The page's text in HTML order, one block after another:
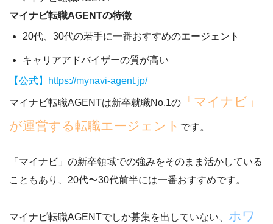
マイナビ転職AGENTの特徴
20代、30代の若手に一番おすすめのエージェント
キャリアアドバイザーの質が高い
【公式】https://mynavi-agent.jp/
マイナビ転職AGENTは新卒就職No.1の
「マイナビ」
が運営する転職エージェント です。
「マイナビ」の新卒領域での強みをそのまま活かしている
こともあり、20代〜30代前半には一番おすすめです。
マイナビ転職AGENTでしか募集を出していない、 ホワ